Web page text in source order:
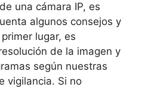
una cámara IP, es
algunos consejos y
lugar, es
de la imagen y
según nuestras
vigilancia. Si no